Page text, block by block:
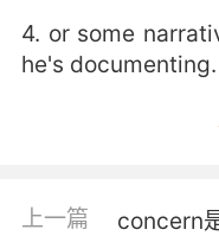
4. or some
he's documenting.
他会在意一些叙事
idea.
上一篇
concern